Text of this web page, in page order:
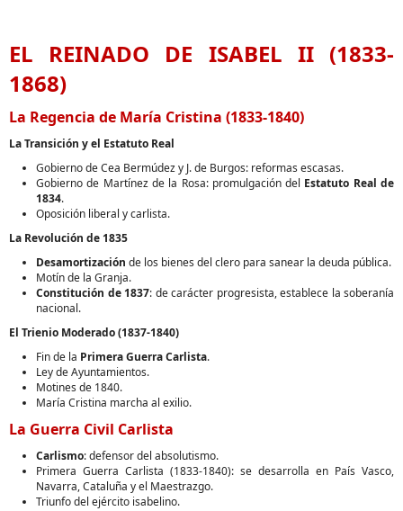
EL REINADO DE ISABEL II (1833-
1868)
La Regencia de María Cristina (1833-1840)
La Transición y el Estatuto Real
Gobierno de Cea Bermúdez y J. de Burgos: reformas escasas.
Gobierno de Martínez de la Rosa: promulgación del Estatuto Real de
1834.
Oposición liberal y carlista.
La Revolución de 1835
Desamortización de los bienes del clero para sanear la deuda pública.
Motín de la Granja.
Constitución de 1837: de carácter progresista, establece la soberanía
nacional.
El Trienio Moderado (1837-1840)
Fin de la Primera Guerra Carlista.
Ley de Ayuntamientos.
Motines de 1840.
María Cristina marcha al exilio.
La Guerra Civil Carlista
Carlismo: defensor del absolutismo.
Primera Guerra Carlista (1833-1840): se desarrolla en País Vasco,
Navarra, Cataluña y el Maestrazgo.
Triunfo del ejército isabelino.